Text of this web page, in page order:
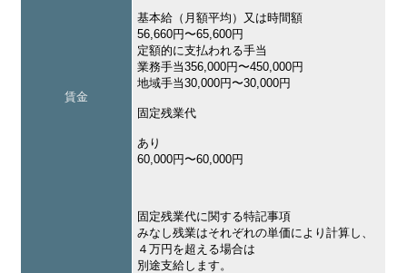
賃金
基本給（月額平均）又は時間額
56,660円〜65,600円
定額的に支払われる手当
業務手当356,000円〜450,000円
地域手当30,000円〜30,000円
固定残業代
あり
60,000円〜60,000円
固定残業代に関する特記事項
みなし残業はそれぞれの単価により計算し、
４万円を超える場合は
別途支給します。